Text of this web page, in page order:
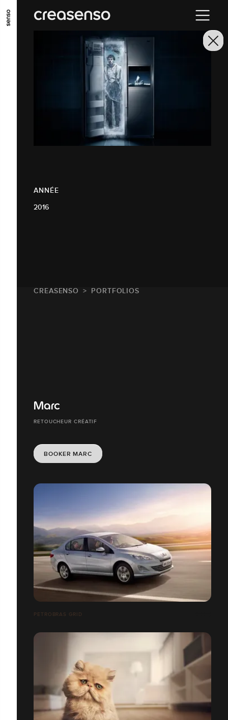
ALLER AU CONTENU PRINCIPAL
ALLER AU MENU PRINCIPAL
ALLER EN BAS DE PAGE
ANNÉE
2016
CREASENSO PORTFOLIOS
Marc
RETOUCHEUR CRÉATIF
BOOKER MARC
PETROBRAS GRID